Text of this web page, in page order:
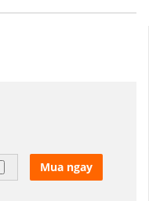
Mua ngay